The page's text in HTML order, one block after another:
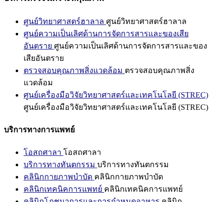
ศูนย์วิทยาศาสตร์ฮาลาล ศูนย์วิทยาศาสตร์ฮาลาล
ศูนย์ความเป็นเลิศด้านการจัดการสารและของเสีย
อันตราย ศูนย์ความเป็นเลิศด้านการจัดการสารและของ
เสียอันตราย
ตรวจสอบคุณภาพสิ่งแวดล้อม ตรวจสอบคุณภาพสิ่ง
แวดล้อม
ศูนย์เครื่องมือวิจัยวิทยาศาสตร์และเทคโนโลยี (STREC)
ศูนย์เครื่องมือวิจัยวิทยาศาสตร์และเทคโนโลยี (STREC)
บริการทางการแพทย์
โอสถศาลา โอสถศาลา
บริการทางทันตกรรม บริการทางทันตกรรม
คลินิกกายภาพบำบัด คลินิกกายภาพบำบัด
คลินิกเทคนิคการแพทย์ คลินิกเทคนิคการแพทย์